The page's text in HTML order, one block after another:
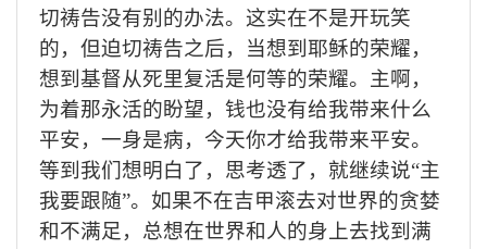
切祷告没有别的办法。这实在不是开玩笑
的，但迫切祷告之后，当想到耶稣的荣耀，
想到基督从死里复活是何等的荣耀。主啊，
为着那永活的盼望，钱也没有给我带来什么
平安，一身是病，今天你才给我带来平安。
等到我们想明白了，思考透了，就继续说“主
我要跟随”。如果不在吉甲滚去对世界的贪婪
和不满足，总想在世界和人的身上去找到满